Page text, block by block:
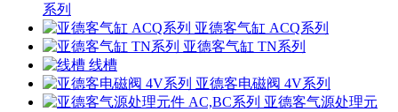
系列
亚德客气缸 ACQ系列
亚德客气缸 TN系列
线槽
亚德客电磁阀 4V系列
亚德客气源处理元